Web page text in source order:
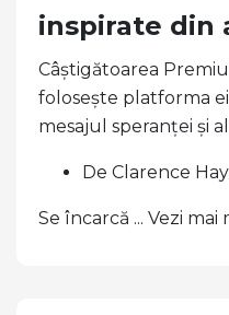
inspirate din
Câștigătoarea
folosește platforma
mesajul speranței și
De Clarence
Se încarcă ... Vezi